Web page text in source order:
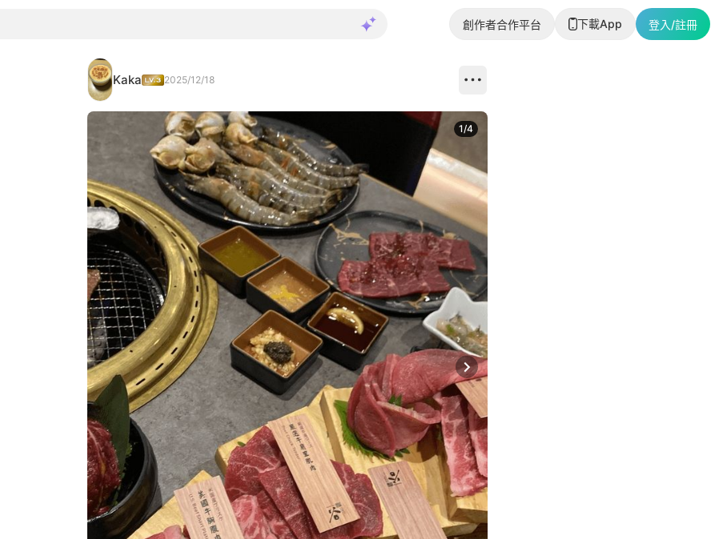
創作者合作平台 下載App 登入/註冊
Kaka 2025/12/18
Next slide
1/4